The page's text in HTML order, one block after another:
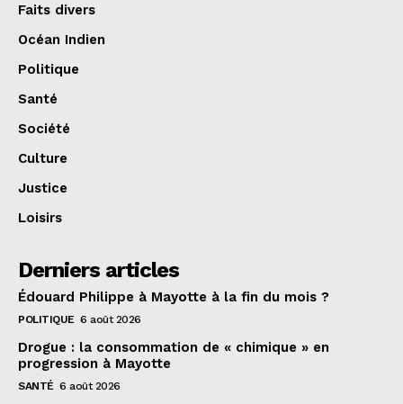
Faits divers
Océan Indien
Politique
Santé
Société
Culture
Justice
Loisirs
Derniers articles
Édouard Philippe à Mayotte à la fin du mois ?
POLITIQUE 6 août 2026
Drogue : la consommation de « chimique » en
progression à Mayotte
SANTÉ 6 août 2026